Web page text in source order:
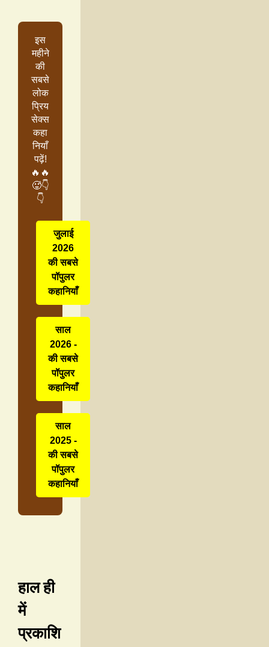
इस
महीने
की
सबसे
लोक
प्रिय
सेक्स
कहा
नियाँ
पढ़ें!
🔥🔥
🥵👇
👇
जुलाई
2026
की सबसे
पॉपुलर
कहानियाँ
साल
2026 -
की सबसे
पॉपुलर
कहानियाँ
साल
2025 -
की सबसे
पॉपुलर
कहानियाँ
हाल ही
में
प्रकाशि